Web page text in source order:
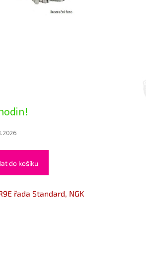
do košíku
řada Standard, NGK